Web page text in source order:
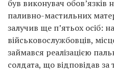
був виконувач обов’язків
паливно-мастильних
залучив ще п’ятьох осіб:
військовослужбовців,
займався реалізацією
солдата, що відповідав